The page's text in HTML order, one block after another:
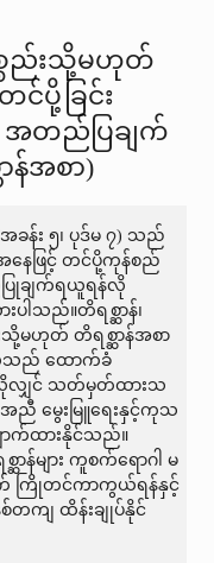
စ္စည်းသို့မဟုတ်
ပို့ခြင်း
တည်ပြချက်
န်အစာ)
န်း ၅၊ ပုဒ်မ ၇) သည်
ေဖြင့် တင်ပို့ကုန်စည်
ြုချက်ရယူရန်လို
းပါသည်။တိရစ္ဆာန်၊
သို့မဟုတ် တိရစ္ဆာန်အစာ
သည် ထောက်ခံ
ျှင် သတ်မှတ်ထားသ
အညီ မွေးမြူရေးနှင့်ကုသ
ောက်ထားနိုင်သည်။
န်များ ကူစက်ရောဂါ မ
က် ကြိုတင်ကာကွယ်ရန်နှင့်
စ်တကျ ထိန်းချုပ်နိုင်